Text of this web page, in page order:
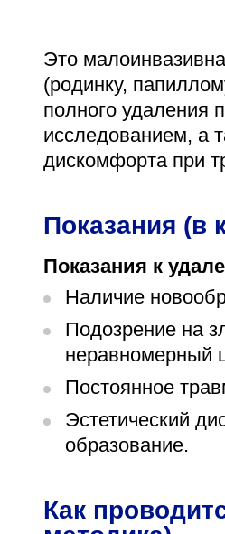
Это
(родинку,
полного удаления
исследованием, а
дискомфорта при
Показания (в
Показания к
Наличие
Подозрение на
неравномерный
Постоянное
Эстетический
образование.
Как